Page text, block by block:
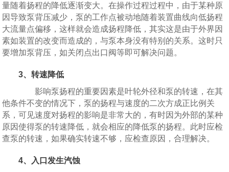
量随着扬程的降低逐渐变大。在操作过程过程中，由于某种原
因导致泵背压减少，泵的工作点被动地随着装置曲线向低扬程
大流量点偏移，这样就会造成扬程降低，其实这是由于外界因
素如装置的改变而造成的，与泵本身没有特别的关系。这时只
要增加泵背压，如关闭点出口阀等即可解决问题。
3、转速降低
影响泵扬程的重要因素是叶轮外径和泵的转速，在其
他条件不变的情况下，泵的扬程与速度的二次方成正比例关
系，可见速度对扬程的影响是非常大的，有时因为外部的某种
原因使得泵的转速降低，就会相应的降低泵的扬程。此时应检
查泵的转速，如果确实转速不够，应检查原因，合理解决。
4、入口发生汽蚀